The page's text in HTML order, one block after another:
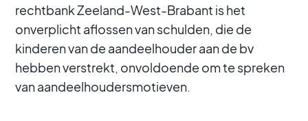
rechtbank Zeeland-West-Brabant is het
onverplicht aflossen van schulden, die de
kinderen van de aandeelhouder aan de bv
hebben verstrekt, onvoldoende om te spreken
van aandeelhoudersmotieven.